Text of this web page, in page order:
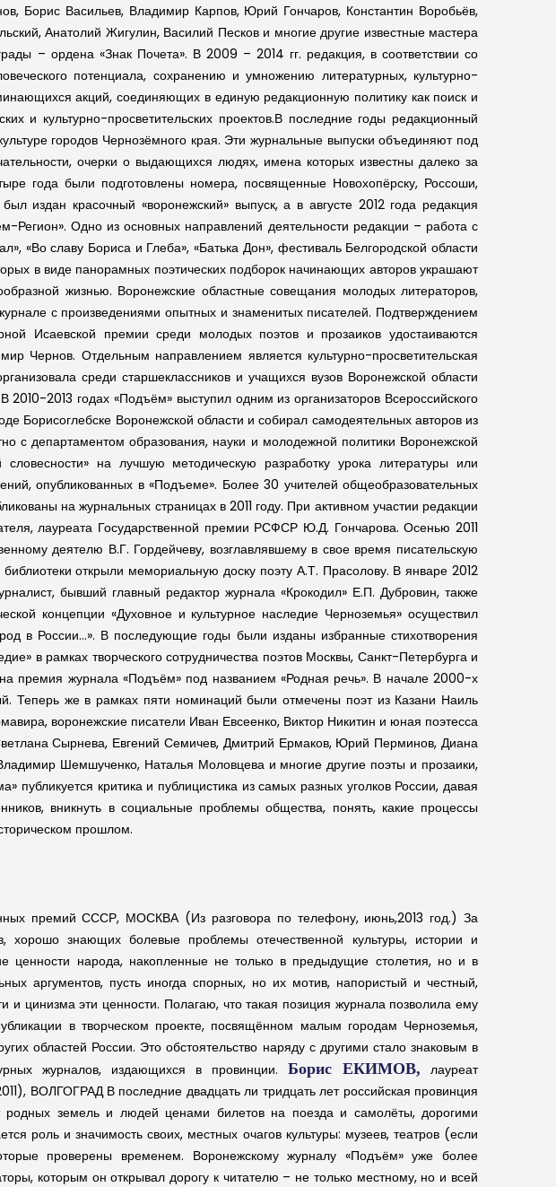
Борис Васильев, Владимир Карпов, Юрий Гончаров, Константин Воробьёв,
Анатолий Жигулин, Василий Песков и многие другие известные мастера
– ордена «Знак Почета». В 2009 – 2014 гг. редакция, в соответствии со
потенциала, сохранению и умножению литературных, культурно-
акций, соединяющих в единую редакционную политику как поиск и
и культурно-просветительских проектов.В последние годы редакционный
городов Чернозёмного края. Эти журнальные выпуски объединяют под
очерки о выдающихся людях, имена которых известны далеко за
года были подготовлены номера, посвященные Новохопёрску, Россоши,
издан красочный «воронежский» выпуск, а в августе 2012 года редакция
Одно из основных направлений деятельности редакции – работа с
«Во славу Бориса и Глеба», «Батька Дон», фестиваль Белгородской области
в виде панорамных поэтических подборок начинающих авторов украшают
жизнью. Воронежские областные совещания молодых литераторов,
с произведениями опытных и знаменитых писателей. Подтверждением
Исаевской премии среди молодых поэтов и прозаиков удостаиваются
Чернов. Отдельным направлением является культурно-просветительская
среди старшеклассников и учащихся вузов Воронежской области
2013 годах «Подъём» выступил одним из организаторов Всероссийского
Борисоглебске Воронежской области и собирал самодеятельных авторов из
с департаментом образования, науки и молодежной политики Воронежской
на лучшую методическую разработку урока литературы или
опубликованных в «Подъеме». Более 30 учителей общеобразовательных
на журнальных страницах в 2011 году. При активном участии редакции
лауреата Государственной премии РСФСР Ю.Д. Гончарова. Осенью 2011
деятелю В.Г. Гордейчеву, возглавлявшему в свое время писательскую
открыли мемориальную доску поэту А.Т. Прасолову. В январе 2012
бывший главный редактор журнала «Крокодил» Е.П. Дубровин, также
концепции «Духовное и культурное наследие Черноземья» осуществил
в России…». В последующие годы были изданы избранные стихотворения
в рамках творческого сотрудничества поэтов Москвы, Санкт-Петербурга и
премия журнала «Подъём» под названием «Родная речь». В начале 2000-х
Теперь же в рамках пяти номинаций были отмечены поэт из Казани Наиль
воронежские писатели Иван Евсеенко, Виктор Никитин и юная поэтесса
Сырнева, Евгений Семичев, Дмитрий Ермаков, Юрий Перминов, Диана
Шемшученко, Наталья Моловцева и многие другие поэты и прозаики,
критика и публицистика из самых разных уголков России, давая
вникнуть в социальные проблемы общества, понять, какие процессы
прошлом.
премий СССР, МОСКВА (Из разговора по телефону, июнь,2013 год.) За
знающих болевые проблемы отечественной культуры, истории и
ценности народа, накопленные не только в предыдущие столетия, но и в
аргументов, пусть иногда спорных, но их мотив, напористый и честный,
цинизма эти ценности. Полагаю, что такая позиция журнала позволила ему
в творческом проекте, посвящённом малым городам Черноземья,
областей России. Это обстоятельство наряду с другими стало знаковым в
журналов, издающихся в провинции. Борис ЕКИМОВ, лауреат
ВОЛГОГРАДВ последние двадцать ли тридцать лет российская провинция
родных земель и людей ценами билетов на поезда и самолёты, дорогими
роль и значимость своих, местных очагов культуры: музеев, театров (если
проверены временем. Воронежскому журналу «Подъём» уже более
которым он открывал дорогу к читателю – не только местному, но и всей